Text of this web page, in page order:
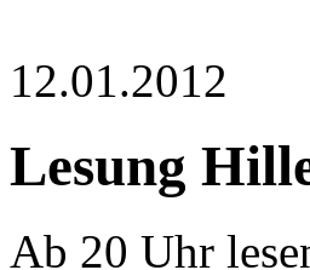
12.01.2012
Lesung
Ab 20 Uhr